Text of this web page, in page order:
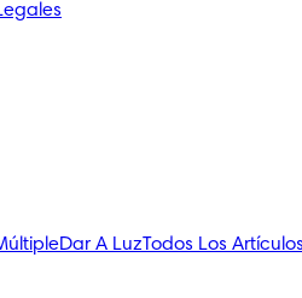
Dar A LuzTodos Los Artículos